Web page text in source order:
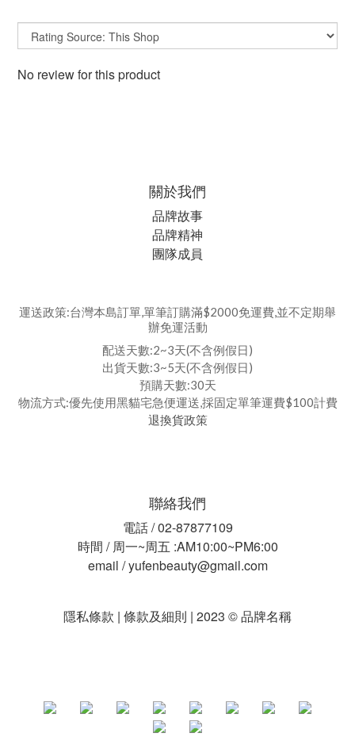
No review for this product
關於我們
品牌故事
品牌精神
團隊成員
運送政策:台灣本島訂單,單筆訂購滿$2000免運費,並不定期舉
辦免運活動
配送天數:2~3天(不含例假日)
出貨天數:3~5天(不含例假日)
預購天數:30天
物流方式:優先使用黑貓宅急便運送,採固定單筆運費$100計費
退換貨政策
聯絡我們
電話 / 02-87877109
時間 / 周一~周五 :AM10:00~PM6:00
email / yufenbeauty@gmail.com
隱私條款 | 條款及細則 | 2023 © 品牌名稱